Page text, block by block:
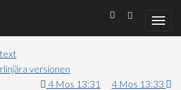
versionen
4 Mos 13:31
4 Mos 13:33